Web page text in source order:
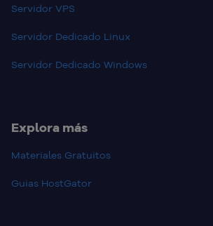
Servidor VPS
Servidor Dedicado Linux
Servidor Dedicado Windows
Explora más
Materiales Gratuitos
Guias HostGator